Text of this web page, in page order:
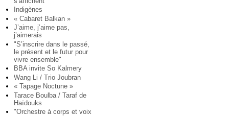
Indigènes
« Cabaret Balkan »
J’aime, j’aime pas,
j’aimerais
"S’inscrire dans le passé,
le présent et le futur pour
vivre ensemble"
BBA invite So Kalmery
Wang Li / Trio Joubran
« Tapage Noctune »
Tarace Boulba / Taraf de
Haïdouks
"Orchestre à corps et voix